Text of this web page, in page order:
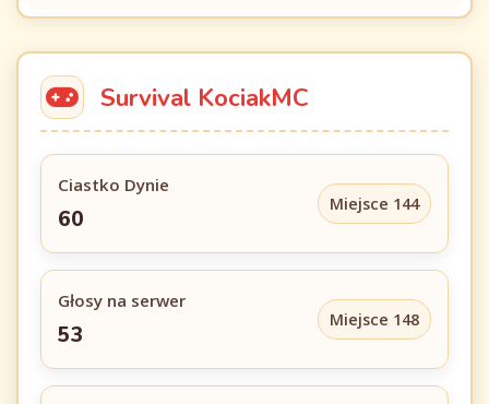
Survival KociakMC
Ciastko Dynie
60
Miejsce 144
Głosy na serwer
53
Miejsce 148